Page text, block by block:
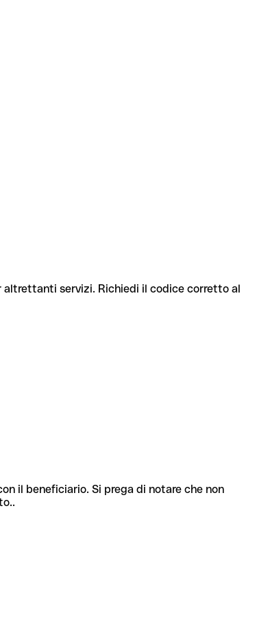
altrettanti servizi. Richiedi il codice corretto al
il beneficiario. Si prega di notare che non